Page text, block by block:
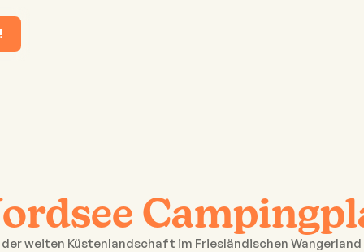
weiten Küstenlandschaft im Friesländischen